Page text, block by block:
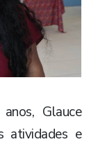
Glauce
atividades e